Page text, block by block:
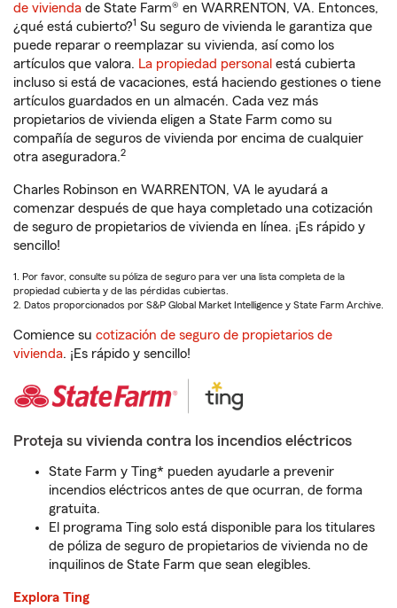
de vivienda de State Farm® en WARRENTON, VA. Entonces,
¿qué está cubierto?1 Su seguro de vivienda le garantiza que
puede reparar o reemplazar su vivienda, así como los
artículos que valora. La propiedad personal está cubierta
incluso si está de vacaciones, está haciendo gestiones o tiene
artículos guardados en un almacén. Cada vez más
propietarios de vivienda eligen a State Farm como su
compañía de seguros de vivienda por encima de cualquier
otra aseguradora.2
Charles Robinson en WARRENTON, VA le ayudará a
comenzar después de que haya completado una cotización
de seguro de propietarios de vivienda en línea. ¡Es rápido y
sencillo!
1. Por favor, consulte su póliza de seguro para ver una lista completa de la
propiedad cubierta y de las pérdidas cubiertas.
2. Datos proporcionados por S&P Global Market Intelligence y State Farm Archive.
Comience su cotización de seguro de propietarios de
vivienda. ¡Es rápido y sencillo!
Proteja su vivienda contra los incendios eléctricos
State Farm y Ting* pueden ayudarle a prevenir
incendios eléctricos antes de que ocurran, de forma
gratuita.
El programa Ting solo está disponible para los titulares
de póliza de seguro de propietarios de vivienda no de
inquilinos de State Farm que sean elegibles.
Explora Ting